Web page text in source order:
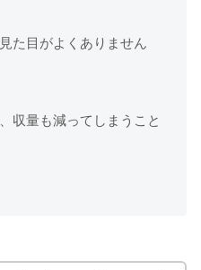
た目がよくありません
収量も減ってしまうこと